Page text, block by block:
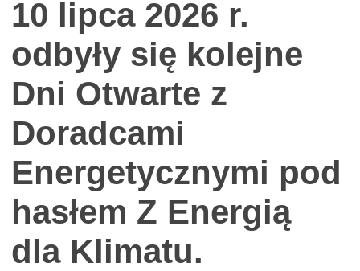
10 lipca 2026 r.
odbyły się kolejne
Dni Otwarte z
Doradcami
Energetycznymi pod
hasłem Z Energią
dla Klimatu.